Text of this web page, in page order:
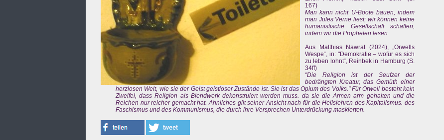
167)
Man kann nicht U-Boote bauen, indem
man Jules Verne liest; wir können keine
humanistische Gesellschaft schaffen,
indem wir die Propheten lesen.
Aus Matthias Nawrat (2024), „Orwells
Wespe“, in: "Demokratie – wofür es sich
zu leben lohnt“, Reinbek in Hamburg (S.
34ff)
"Die Religion ist der Seufzer der
bedrängten Kreatur, das Gemüth einer
herzlosen Welt, wie sie der Geist geistloser Zustände ist. Sie ist das Opium des Volks." Für Orwell besteht kein
Zweifel, dass Religion als Blendwerk dekonstruiert werden muss. da sie die Armen arm gehalten und die
Reichen nur reicher gemacht hat. Ahnliches gilt seiner Ansicht nach für die Heilslehrcn des Kapitalismus. des
Faschismus und des Kommunismus, die durch ihre Versprechen Unterdrückung maskierten.